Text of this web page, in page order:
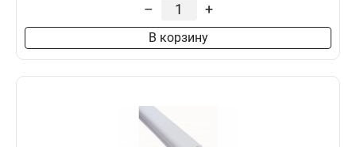
– +
В корзину